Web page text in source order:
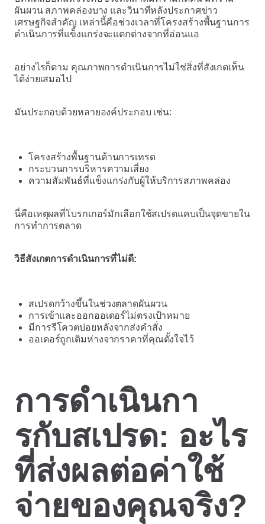
ผันผวน สภาพคล่องบาง และวินาทีหลังประกาศข่าว
เศรษฐกิจสำคัญ เหล่านี้คือช่วงเวลาที่โครงสร้างพื้นฐานการ
ดำเนินการที่แข็งแกร่งจะแตกต่างจากที่อ่อนแอ
อย่างไรก็ตาม คุณภาพการดำเนินการไม่ใช่สิ่งที่สังเกตเห็น
ได้ง่ายเสมอไป
มันประกอบด้วยหลายองค์ประกอบ เช่น:
โครงสร้างพื้นฐานด้านการเทรด
กระบวนการบริหารความเสี่ยง
ความสัมพันธ์ที่แข็งแกร่งกับผู้ให้บริการสภาพคล่อง
นี่คือเหตุผลที่โบรกเกอร์มักเลือกใช้สเปรดแคบเป็นจุดขายใน
การทำการตลาด
วิธีสังเกตการดำเนินการที่ไม่ดี:
สเปรดกว้างขึ้นในช่วงตลาดผันผวน
การเข้าและออกออเดอร์ไม่ตรงเป้าหมาย
มีการรีโควตบ่อยหลังจากส่งคำสั่ง
ออเดอร์ถูกเติมห่างจากราคาที่คุณตั้งใจไว้
การดำเนินกา
รกับสเปรด: อะไร
ที่ส่งผลต่อค่าใช้
จ่ายของคุณจริง?